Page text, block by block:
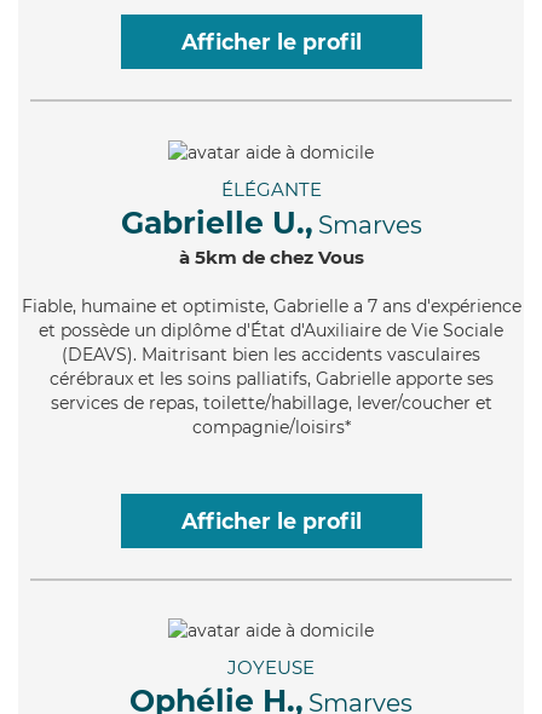
Afficher le profil
ÉLÉGANTE
Gabrielle U., Smarves
à 5km de chez Vous
Fiable, humaine et optimiste, Gabrielle a 7 ans d'expérience
et possède un diplôme d'État d'Auxiliaire de Vie Sociale
(DEAVS). Maitrisant bien les accidents vasculaires
cérébraux et les soins palliatifs, Gabrielle apporte ses
services de repas, toilette/habillage, lever/coucher et
compagnie/loisirs*
Afficher le profil
JOYEUSE
Ophélie H., Smarves